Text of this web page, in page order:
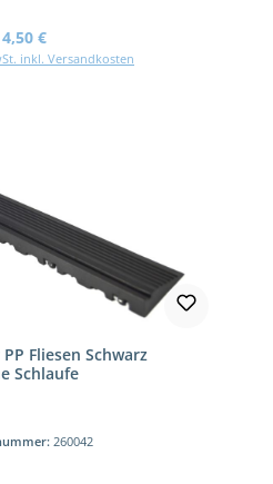
Regulärer Preis:
4,50 €
inkl. Versandkosten
Fliesen Schwarz
Schlaufe
260042